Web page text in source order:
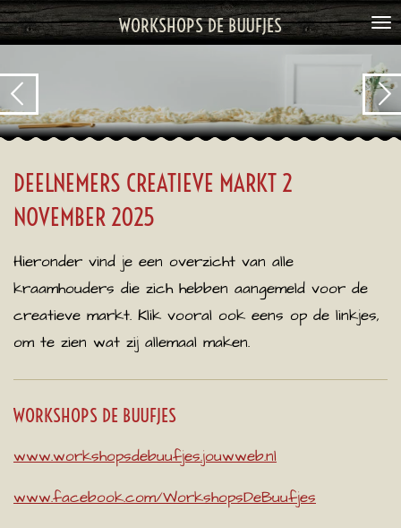
Ga
direct
naar
de
hoofdinhoud
WORKSHOPS DE BUUFJES
DEELNEMERS CREATIEVE MARKT 2
NOVEMBER 2025
Hieronder vind je een overzicht van alle
kraamhouders die zich hebben aangemeld voor de
creatieve markt. Klik vooral ook eens op de linkjes,
om te zien wat zij allemaal maken.
WORKSHOPS DE BUUFJES
www.workshopsdebuufjes.jouwweb.nl
www.facebook.com/WorkshopsDeBuufjes